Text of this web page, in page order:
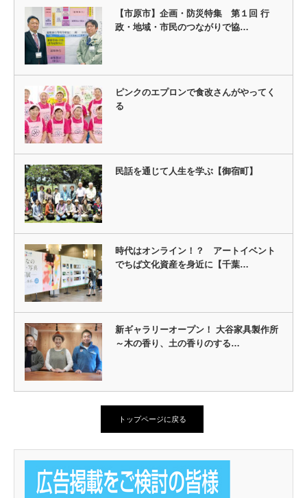
【市原市】企画・防災特集 第１回 行
政・地域・市民のつながりで協…
ピンクのエプロンで食改さんがやってく
る
民話を通じて人生を学ぶ【御宿町】
時代はオンライン！？ アートイベント
でちば文化資産を身近に【千葉…
新ギャラリーオープン！ 大谷家具製作所
～木の香り、土の香りのする…
トップページに戻る